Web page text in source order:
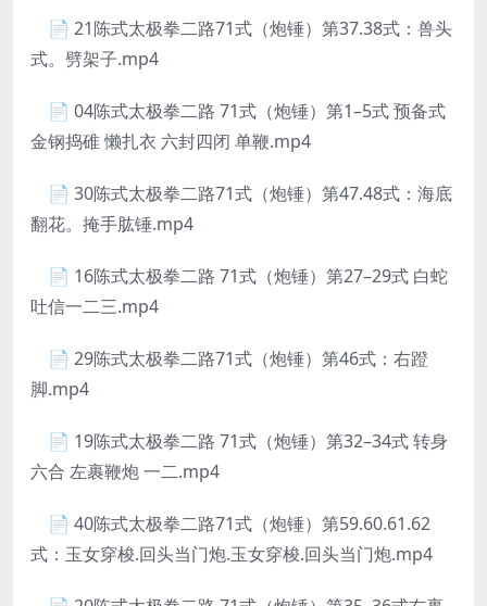
📄 21陈式太极拳二路71式（炮锤）第37.38式：兽头
式。劈架子.mp4
📄 04陈式太极拳二路 71式（炮锤）第1–5式 预备式
金钢捣碓 懒扎衣 六封四闭 单鞭.mp4
📄 30陈式太极拳二路71式（炮锤）第47.48式：海底
翻花。掩手肱锤.mp4
📄 16陈式太极拳二路 71式（炮锤）第27–29式 白蛇
吐信一二三.mp4
📄 29陈式太极拳二路71式（炮锤）第46式：右蹬
脚.mp4
📄 19陈式太极拳二路 71式（炮锤）第32–34式 转身
六合 左裹鞭炮 一二.mp4
📄 40陈式太极拳二路71式（炮锤）第59.60.61.62
式：玉女穿梭.回头当门炮.玉女穿梭.回头当门炮.mp4